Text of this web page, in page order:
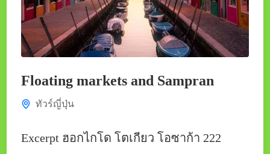
Floating markets and Sampran
ทัวร์ญี่ปุ่น
Excerpt ฮอกไกโด โตเกียว โอซาก้า 222